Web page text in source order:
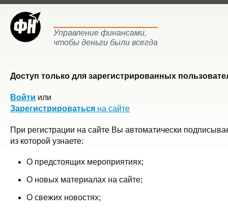
Управление финансами,
чтобы деньги были всегда
Доступ только для зарегистрированных
Войти или
Зарегистрироваться на сайте
При регистрации на сайте Вы автоматически
из которой узнаете:
О предстоящих мероприятиях;
О новых материалах на сайте;
О свежих новостях;